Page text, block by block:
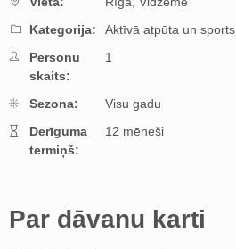
Kategorija:
Aktīvā atpūta un sports
Personu
skaits:
1
Sezona:
Visu gadu
Derīguma
termiņš:
12 mēneši
Par dāvanu karti